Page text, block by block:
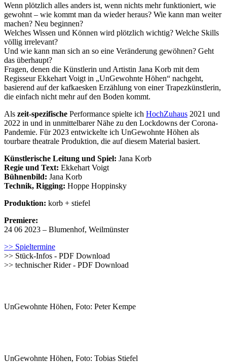
Wenn plötzlich alles anders ist, wenn nichts mehr funktioniert, wie
gewohnt – wie kommt man da wieder heraus? Wie kann man weiter
machen? Neu beginnen?
Welches Wissen und Können wird plötzlich wichtig? Welche Skills
völlig irrelevant?
Und wie kann man sich an so eine Veränderung gewöhnen? Geht
das überhaupt?
Fragen, denen die Künstlerin und Artistin Jana Korb mit dem
Regisseur Ekkehart Voigt in „UnGewohnte Höhen“ nachgeht,
basierend auf der kafkaesken Erzählung von einer Trapezkünstlerin,
die einfach nicht mehr auf den Boden kommt.
Als zeit-spezifische Performance spielte ich HochZuhaus 2021 und
2022 in und in unmittelbarer Nähe zu den Lockdowns der Corona-
Pandemie. Für 2023 entwickelte ich UnGewohnte Höhen als
tourbare theatrale Produktion, die auf diesem Material basiert.
Künstlerische Leitung und Spiel: Jana Korb
Regie und Text: Ekkehart Voigt
Bühnenbild: Jana Korb
Technik, Rigging: Hoppe Hoppinsky
Produktion: korb + stiefel
Premiere:
24 06 2023 – Blumenhof, Weilmünster
>> Spieltermine
>> Stück-Infos - PDF Download
>> technischer Rider - PDF Download
UnGewohnte Höhen, Foto: Peter Kempe
UnGewohnte Höhen, Foto: Tobias Stiefel